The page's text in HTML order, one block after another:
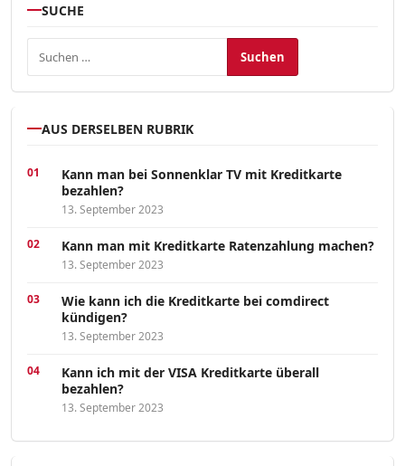
SUCHE
AUS DERSELBEN RUBRIK
Kann man bei Sonnenklar TV mit Kreditkarte
bezahlen?
13. September 2023
Kann man mit Kreditkarte Ratenzahlung machen?
13. September 2023
Wie kann ich die Kreditkarte bei comdirect
kündigen?
13. September 2023
Kann ich mit der VISA Kreditkarte überall
bezahlen?
13. September 2023